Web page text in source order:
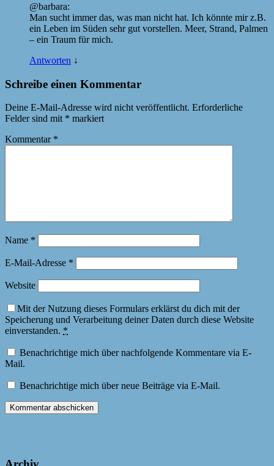
@barbara:
Man sucht immer das, was man nicht hat. Ich könnte mir z.B.
ein Leben im Süden sehr gut vorstellen. Meer, Strand, Palmen
– ein Traum für mich.
Antworten ↓
Schreibe einen Kommentar
Deine E-Mail-Adresse wird nicht veröffentlicht. Erforderliche
Felder sind mit * markiert
Kommentar *
Name *
E-Mail-Adresse *
Website
Mit der Nutzung dieses Formulars erklärst du dich mit der
Speicherung und Verarbeitung deiner Daten durch diese Website
einverstanden. *
Benachrichtige mich über nachfolgende Kommentare via E-
Mail.
Benachrichtige mich über neue Beiträge via E-Mail.